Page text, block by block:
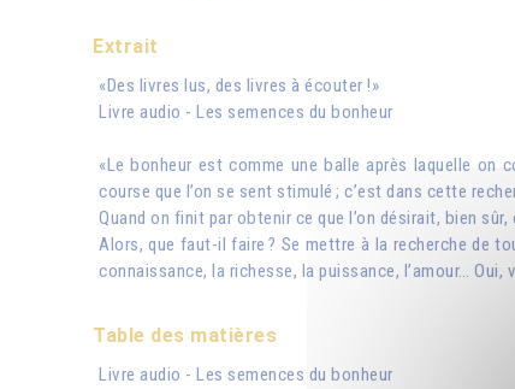
Extrait
«Des livres lus, des livres à écouter !»
Livre audio - Les semences du bonheur
«Le bonheur est comme une balle après laquelle on
course que l’on se sent stimulé ; c’est dans cette
Quand on finit par obtenir ce que l’on désirait, bien
Alors, que faut-il faire ? Se mettre à la recherche de
connaissance, la richesse, la puissance, l’amour…
Table des matières
Livre audio - Les semences du bonheur